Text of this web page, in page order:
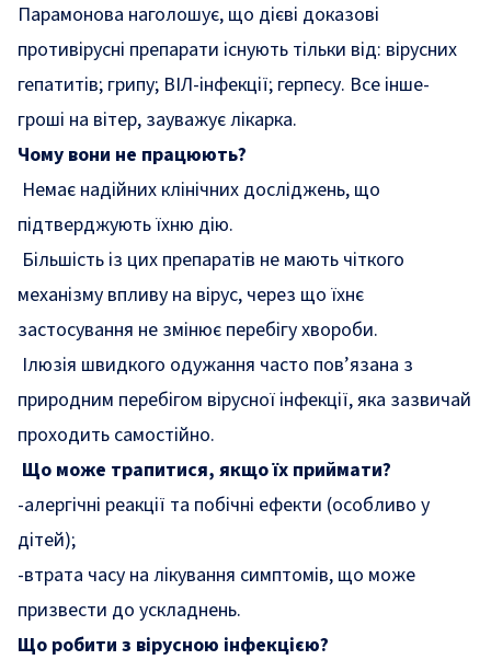
Парамонова наголошує, що дієві доказові
противірусні препарати існують тільки від: вірусних
гепатитів; грипу; ВІЛ-інфекції; герпесу. Все інше-
гроші на вітер, зауважує лікарка.
Чому вони не працюють?
Немає надійних клінічних досліджень, що
підтверджують їхню дію.
Більшість із цих препаратів не мають чіткого
механізму впливу на вірус, через що їхнє
застосування не змінює перебігу хвороби.
Ілюзія швидкого одужання часто пов’язана з
природним перебігом вірусної інфекції, яка зазвичай
проходить самостійно.
Що може трапитися, якщо їх приймати?
-алергічні реакції та побічні ефекти (особливо у
дітей);
-втрата часу на лікування симптомів, що може
призвести до ускладнень.
Що робити з вірусною інфекцією?